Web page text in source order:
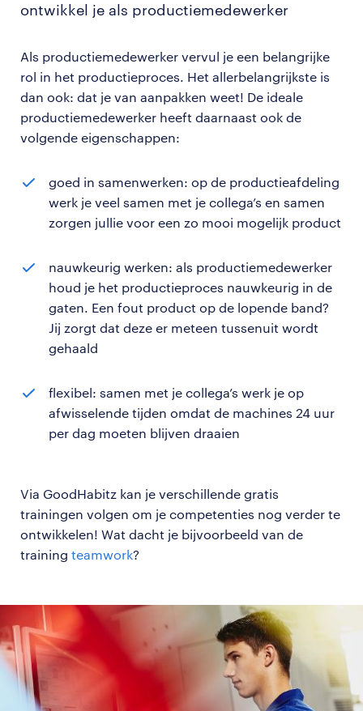
ontwikkel je als productiemedewerker
Als productiemedewerker vervul je een belangrijke
rol in het productieproces. Het allerbelangrijkste is
dan ook: dat je van aanpakken weet! De ideale
productiemedewerker heeft daarnaast ook de
volgende eigenschappen:
goed in samenwerken: op de productieafdeling
werk je veel samen met je collega’s en samen
zorgen jullie voor een zo mooi mogelijk product
nauwkeurig werken: als productiemedewerker
houd je het productieproces nauwkeurig in de
gaten. Een fout product op de lopende band?
Jij zorgt dat deze er meteen tussenuit wordt
gehaald
flexibel: samen met je collega’s werk je op
afwisselende tijden omdat de machines 24 uur
per dag moeten blijven draaien
Via GoodHabitz kan je verschillende gratis
trainingen volgen om je competenties nog verder te
ontwikkelen! Wat dacht je bijvoorbeeld van de
training teamwork?